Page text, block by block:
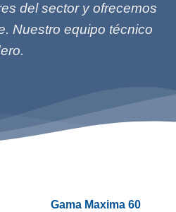
del sector y ofrecemos
Nuestro equipo técnico
Gama Maxima 60